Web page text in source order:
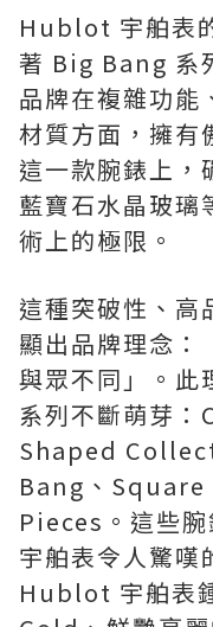
Hublot 宇舶表
著 Big Bang 系
品牌在複雜功能
材質方面，擁有
這一款腕錶上，
藍寶石水晶玻璃
術上的極限。
這種突破性、高
顯出品牌理念：
與眾不同」。此
系列不斷萌芽
Shaped
Bang、
Pieces。這些
宇舶表令人驚嘆
Hublot 宇舶表